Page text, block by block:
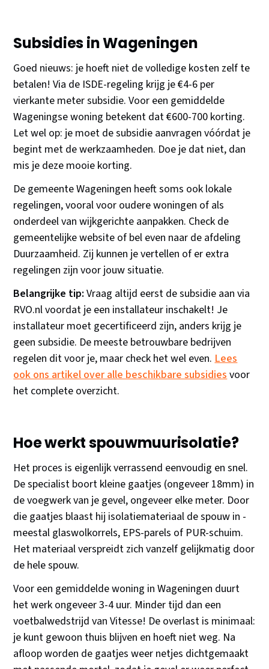
Subsidies in Wageningen
Goed nieuws: je hoeft niet de volledige kosten zelf te
betalen! Via de ISDE-regeling krijg je €4-6 per
vierkante meter subsidie. Voor een gemiddelde
Wageningse woning betekent dat €600-700 korting.
Let wel op: je moet de subsidie aanvragen vóórdat je
begint met de werkzaamheden. Doe je dat niet, dan
mis je deze mooie korting.
De gemeente Wageningen heeft soms ook lokale
regelingen, vooral voor oudere woningen of als
onderdeel van wijkgerichte aanpakken. Check de
gemeentelijke website of bel even naar de afdeling
Duurzaamheid. Zij kunnen je vertellen of er extra
regelingen zijn voor jouw situatie.
Belangrijke tip: Vraag altijd eerst de subsidie aan via
RVO.nl voordat je een installateur inschakelt! Je
installateur moet gecertificeerd zijn, anders krijg je
geen subsidie. De meeste betrouwbare bedrijven
regelen dit voor je, maar check het wel even.Lees
ook ons artikel over alle beschikbare subsidiesvoor
het complete overzicht.
Hoe werkt spouwmuurisolatie?
Het proces is eigenlijk verrassend eenvoudig en snel.
De specialist boort kleine gaatjes (ongeveer 18mm) in
de voegwerk van je gevel, ongeveer elke meter. Door
die gaatjes blaast hij isolatiemateriaal de spouw in -
meestal glaswolkorrels, EPS-parels of PUR-schuim.
Het materiaal verspreidt zich vanzelf gelijkmatig door
de hele spouw.
Voor een gemiddelde woning in Wageningen duurt
het werk ongeveer 3-4 uur. Minder tijd dan een
voetbalwedstrijd van Vitesse! De overlast is minimaal:
je kunt gewoon thuis blijven en hoeft niet weg. Na
afloop worden de gaatjes weer netjes dichtgemaakt